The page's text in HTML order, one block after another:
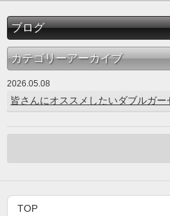
ブログ
カテゴリーアーカイブ
2026.05.08
皆さんにオススメしたいダブルガー
TOP